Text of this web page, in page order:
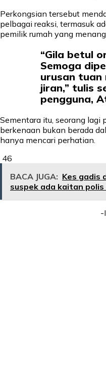
Perkongsian tersebut
pelbagai reaksi, termasuk
pemilik rumah yang
“Gila betul
Semoga
urusan tuan
jiran,” tulis
pengguna,
Sementara itu, seorang lagi
berkenaan bukan berada
hanya mencari perhatian.
46
BACA JUGA: Kes gadis
suspek ada kaitan
-